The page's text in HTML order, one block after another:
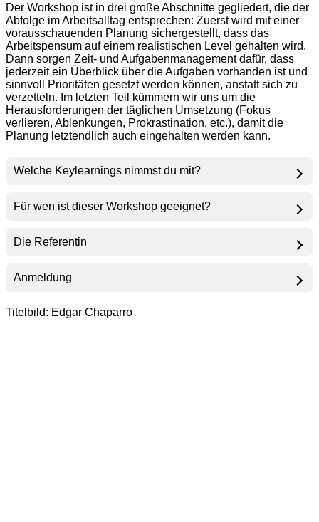
Der Workshop ist in drei große Abschnitte gegliedert, die der
Abfolge im Arbeitsalltag entsprechen: Zuerst wird mit einer
vorausschauenden Planung sichergestellt, dass das
Arbeitspensum auf einem realistischen Level gehalten wird.
Dann sorgen Zeit- und Aufgabenmanagement dafür, dass
jederzeit ein Überblick über die Aufgaben vorhanden ist und
sinnvoll Prioritäten gesetzt werden können, anstatt sich zu
verzetteln. Im letzten Teil kümmern wir uns um die
Herausforderungen der täglichen Umsetzung (Fokus
verlieren, Ablenkungen, Prokrastination, etc.), damit die
Planung letztendlich auch eingehalten werden kann.
Welche Keylearnings nimmst du mit?
Für wen ist dieser Workshop geeignet?
Die Referentin
Anmeldung
Titelbild: Edgar Chaparro